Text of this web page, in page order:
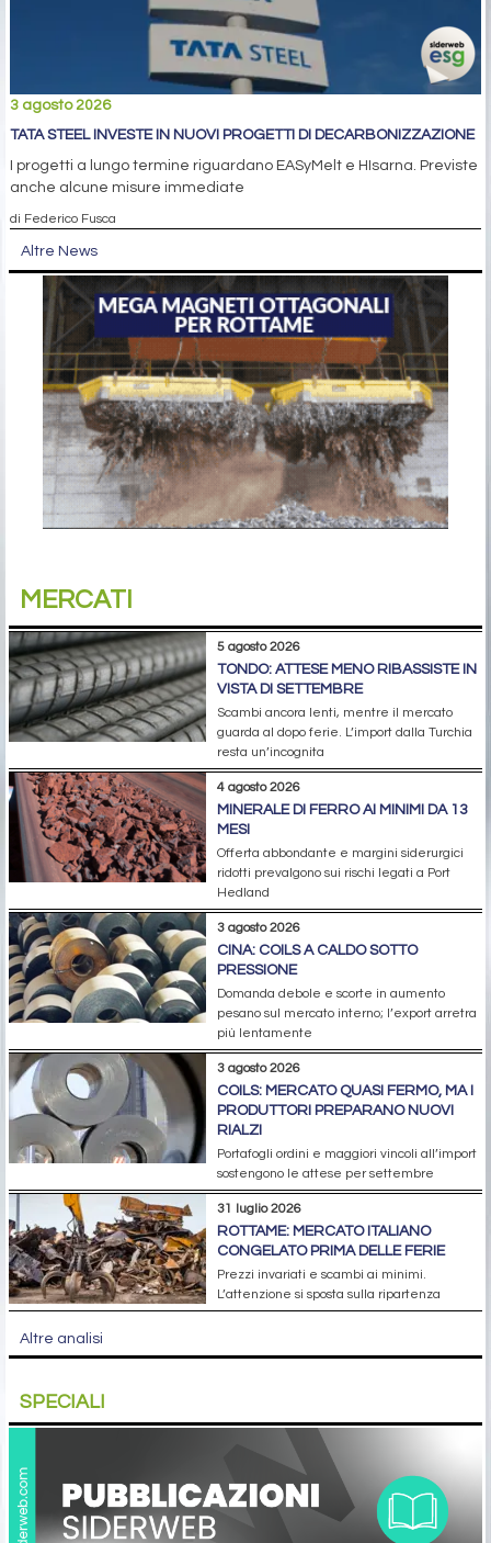
3 agosto 2026
TATA STEEL INVESTE IN NUOVI PROGETTI DI DECARBONIZZAZIONE
I progetti a lungo termine riguardano EASyMelt e HIsarna. Previste
anche alcune misure immediate
di Federico Fusca
Altre News
MERCATI
5 agosto 2026
TONDO: ATTESE MENO RIBASSISTE IN
VISTA DI SETTEMBRE
Scambi ancora lenti, mentre il mercato
guarda al dopo ferie. L’import dalla Turchia
resta un’incognita
4 agosto 2026
MINERALE DI FERRO AI MINIMI DA 13
MESI
Offerta abbondante e margini siderurgici
ridotti prevalgono sui rischi legati a Port
Hedland
3 agosto 2026
CINA: COILS A CALDO SOTTO
PRESSIONE
Domanda debole e scorte in aumento
pesano sul mercato interno; l’export arretra
più lentamente
3 agosto 2026
COILS: MERCATO QUASI FERMO, MA I
PRODUTTORI PREPARANO NUOVI
RIALZI
Portafogli ordini e maggiori vincoli all’import
sostengono le attese per settembre
31 luglio 2026
ROTTAME: MERCATO ITALIANO
CONGELATO PRIMA DELLE FERIE
Prezzi invariati e scambi ai minimi.
L’attenzione si sposta sulla ripartenza
Altre analisi
SPECIALI